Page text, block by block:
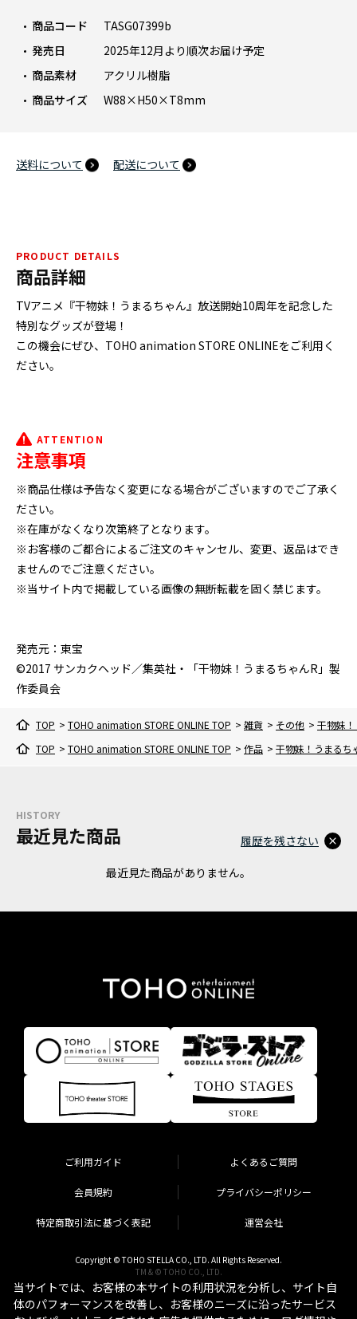
商品コード
TASG07399b
発売日
2025年12月より順次お届け予定
商品素材
アクリル樹脂
商品サイズ
W88×H50×T8mm
送料について 配送について
PRODUCT DETAILS
商品詳細
TVアニメ『干物妹！うまるちゃん』放送開始10周年を記念した
特別なグッズが登場！
この機会にぜひ、TOHO animation STORE ONLINEをご利用く
ださい。
ATTENTION
注意事項
※商品仕様は予告なく変更になる場合がございますのでご了承く
ださい。
※在庫がなくなり次第終了となります。
※お客様のご都合によるご注文のキャンセル、変更、返品はでき
ませんのでご注意ください。
※当サイト内で掲載している画像の無断転載を固く禁じます。
発売元：東宝
©2017 サンカクヘッド／集英社・「干物妹！うまるちゃんR」製
作委員会
TOP > TOHO animation STORE ONLINE TOP > 雑貨 > その他 > 干物妹
TOP > TOHO animation STORE ONLINE TOP > 作品 > 干物妹！うまるち
HISTORY
最近見た商品
最近見た商品がありません。
履歴を残さない
ご利用ガイド よくあるご質問
会員規約 プライバシーポリシー
特定商取引法に基づく表記 運営会社
Copyright © TOHO STELLA CO., LTD. All Rights Reserved.
TM & © TOHO CO., LTD.
当サイトでは、お客様の本サイトの利用状況を分析し、サイト自
体のパフォーマンスを改善し、お客様のニーズに沿ったサービス